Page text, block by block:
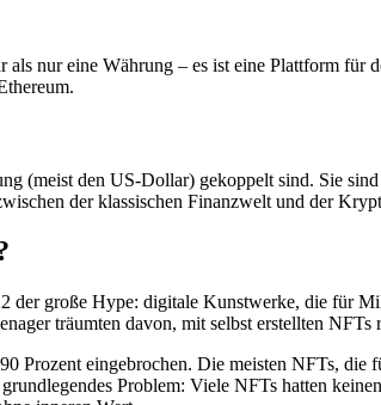
nur eine Währung – es ist eine Plattform für
(meist den US-Dollar) gekoppelt sind. Sie
der klassischen Finanzwelt und der
der große Hype: digitale Kunstwerke, die für
träumten davon, mit selbst erstellten NFTs
Prozent eingebrochen. Die meisten NFTs, die
Problem: Viele NFTs hatten